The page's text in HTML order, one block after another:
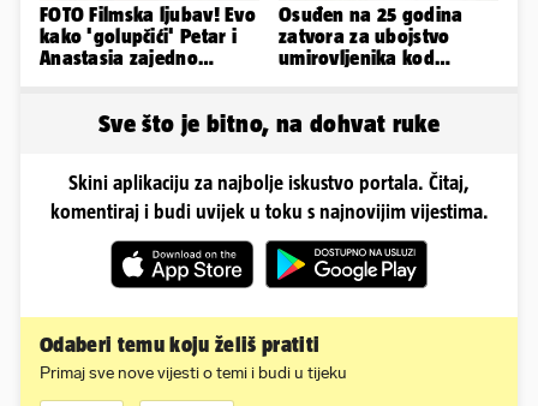
FOTO Filmska ljubav! Evo
kako 'golupčići' Petar i
Anastasia zajedno
Osuđen na 25 godina
zatvora za ubojstvo
umirovljenika kod
Sve što je bitno, na dohvat ruke
Skini aplikaciju za najbolje iskustvo portala. Čitaj,
komentiraj i budi uvijek u toku s najnovijim vijestima.
Odaberi temu koju želiš pratiti
Primaj sve nove vijesti o temi i budi u tijeku